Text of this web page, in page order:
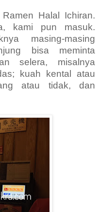
Halal Ichiran.
kami pun masuk.
masing-masing
bisa meminta
selera, misalnya
kuah kental atau
atau tidak, dan